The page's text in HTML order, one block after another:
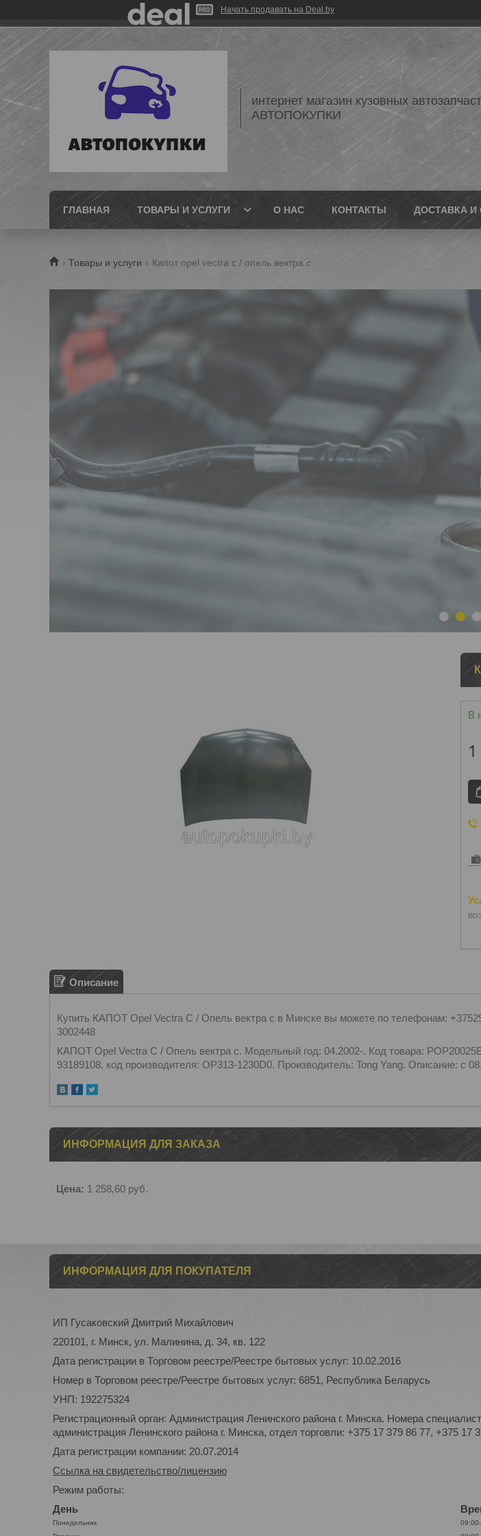
Начать продавать на Deal.by
интернет магазин кузовных
АВТОПОКУПКИ
ГЛАВНАЯ ТОВАРЫ И УСЛУГИ О НАС КОНТАКТЫ ДОСТАВКА И
Товары и услуги Капот opel vectra c / опель вектра с
В
Описание
Купить КАПОТ Opel Vectra C / Опель вектра с в Минске вы можете по телефонам:
3002448
КАПОТ Opel Vectra C / Опель вектра с. Модельный год: 04.2002-. Код товара:
93189108, код производителя: OP313-1230D0. Производитель: Tong Yang. Описание: c
ИНФОРМАЦИЯ ДЛЯ ЗАКАЗА
Цена: 1 258,60 руб.
ИНФОРМАЦИЯ ДЛЯ ПОКУПАТЕЛЯ
ИП Гусаковский Дмитрий Михайлович
220101, г. Минск, ул. Малинина, д. 34, кв. 122
Дата регистрации в Торговом реестре/Реестре бытовых услуг: 10.02.2016
Номер в Торговом реестре/Реестре бытовых услуг: 6851, Республика Беларусь
УНП: 192275324
Регистрационный орган: Администрация Ленинского района г. Минска. Номера
администрация Ленинского района г. Минска, отдел торговли: +375 17 379 86 77, +375 17
Дата регистрации компании: 20.07.2014
Ссылка на свидетельство/лицензию
Режим работы:
День
Понедельник